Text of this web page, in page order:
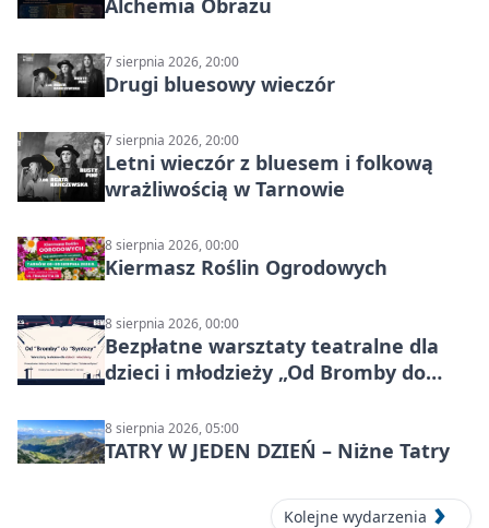
Alchemia Obrazu
7 sierpnia 2026, 20:00
Drugi bluesowy wieczór
7 sierpnia 2026, 20:00
Letni wieczór z bluesem i folkową
wrażliwością w Tarnowie
8 sierpnia 2026, 00:00
Kiermasz Roślin Ogrodowych
8 sierpnia 2026, 00:00
Bezpłatne warsztaty teatralne dla
dzieci i młodzieży „Od Bromby do
8 sierpnia 2026, 05:00
TATRY W JEDEN DZIEŃ – Niżne Tatry
Kolejne wydarzenia